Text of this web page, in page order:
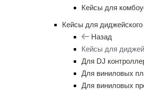
Кейсы для
Кейсы для
Назад
Кейсы для
Для DJ
Для виниловых
Для виниловых